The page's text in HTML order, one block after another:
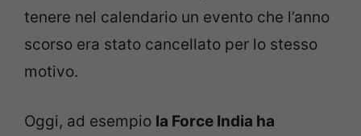
tenere nel calendario un evento che l’anno
scorso era stato cancellato per lo stesso
motivo.
Oggi, ad esempio la Force India ha